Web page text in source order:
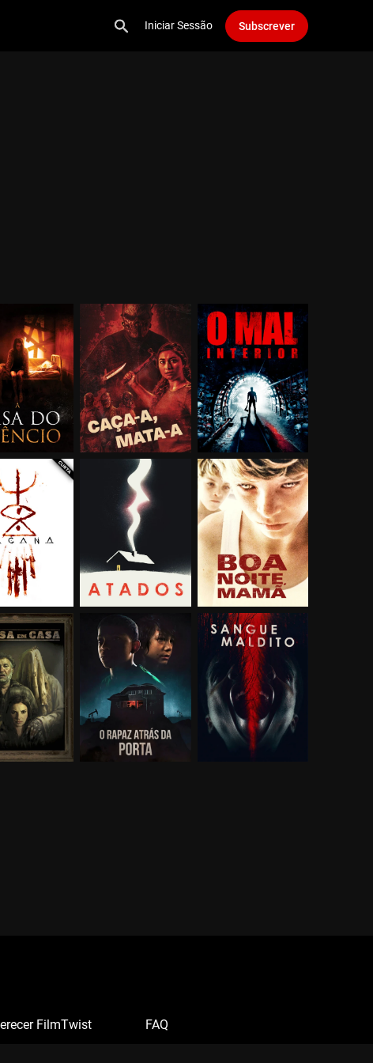
Iniciar Sessão Subscrever
FilmTwist FAQ